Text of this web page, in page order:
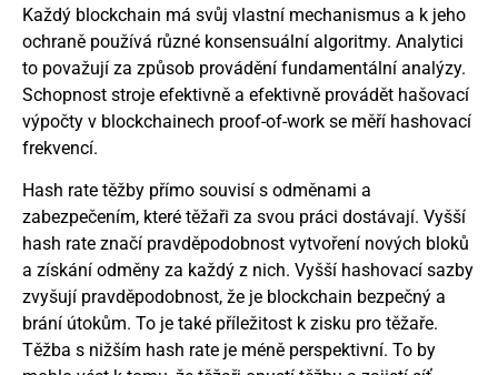
Každý blockchain má svůj vlastní mechanismus a k jeho
ochraně používá různé konsensuální algoritmy. Analytici
to považují za způsob provádění fundamentální analýzy.
Schopnost stroje efektivně a efektivně provádět hašovací
výpočty v blockchainech proof-of-work se měří hashovací
frekvencí.
Hash rate těžby přímo souvisí s odměnami a
zabezpečením, které těžaři za svou práci dostávají. Vyšší
hash rate značí pravděpodobnost vytvoření nových bloků
a získání odměny za každý z nich. Vyšší hashovací sazby
zvyšují pravděpodobnost, že je blockchain bezpečný a
brání útokům. To je také příležitost k zisku pro těžaře.
Těžba s nižším hash rate je méně perspektivní. To by